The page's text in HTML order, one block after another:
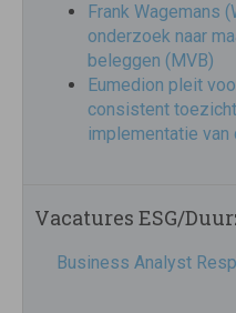
Frank Wagemans
onderzoek naar
beleggen (MVB)
Eumedion pleit
consistent
implementatie van
Vacatures ESG/
Business Analyst